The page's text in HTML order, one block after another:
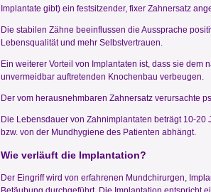
Implantate gibt) ein festsitzender, fixer Zahnersatz
Die stabilen Zähne beeinflussen die Aussprache
Lebensqualität und mehr Selbstvertrauen.
Ein weiterer Vorteil von Implantaten ist, dass sie dem
unvermeidbar auftretenden Knochenbau verbeugen.
Der vom herausnehmbaren Zahnersatz verursachte
Die Lebensdauer von Zahnimplantaten beträgt 10-20
bzw. von der Mundhygiene des Patienten abhängt.
Wie verläuft die Implantation?
Der Eingriff wird von erfahrenen Mundchirurgen,